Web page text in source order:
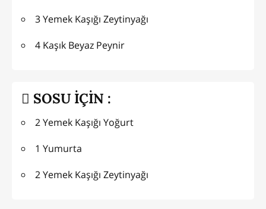
3 Yemek Kaşığı Zeytinyağı
4 Kaşık Beyaz Peynir
SOSU İÇİN :
2 Yemek Kaşığı Yoğurt
1 Yumurta
2 Yemek Kaşığı Zeytinyağı